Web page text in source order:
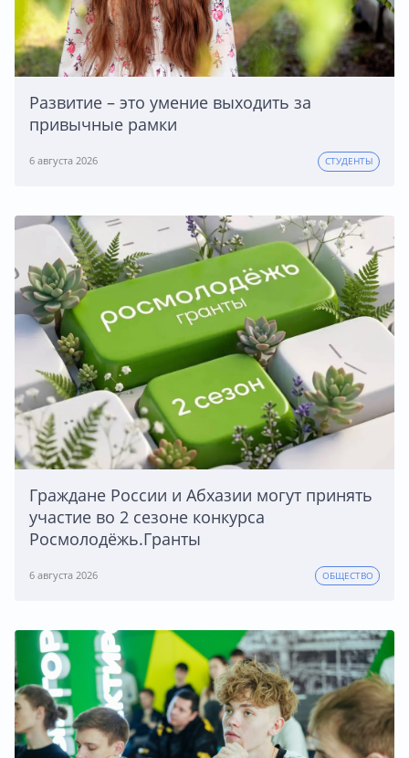
Развитие – это умение выходить за
привычные рамки
6 августа 2026 СТУДЕНТЫ
Граждане России и Абхазии могут принять
участие во 2 сезоне конкурса
Росмолодёжь.Гранты
6 августа 2026 ОБЩЕСТВО